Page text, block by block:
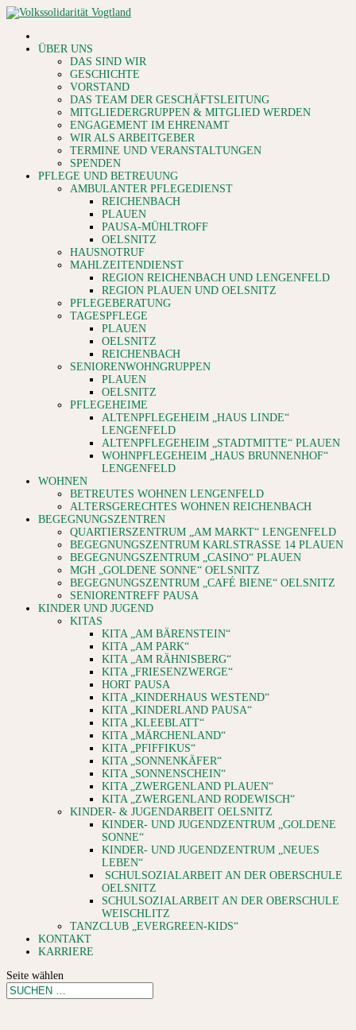
ÜBER UNS
DAS SIND WIR
GESCHICHTE
VORSTAND
DAS TEAM DER GESCHÄFTSLEITUNG
MITGLIEDERGRUPPEN & MITGLIED WERDEN
ENGAGEMENT IM EHRENAMT
WIR ALS ARBEITGEBER
TERMINE UND VERANSTALTUNGEN
SPENDEN
PFLEGE UND BETREUUNG
AMBULANTER PFLEGEDIENST
REICHENBACH
PLAUEN
PAUSA-MÜHLTROFF
OELSNITZ
HAUSNOTRUF
MAHLZEITENDIENST
REGION REICHENBACH UND LENGENFELD
REGION PLAUEN UND OELSNITZ
PFLEGEBERATUNG
TAGESPFLEGE
PLAUEN
OELSNITZ
REICHENBACH
SENIORENWOHNGRUPPEN
PLAUEN
OELSNITZ
PFLEGEHEIME
ALTENPFLEGEHEIM „HAUS LINDE“
LENGENFELD
ALTENPFLEGEHEIM „STADTMITTE“ PLAUEN
WOHNPFLEGEHEIM „HAUS BRUNNENHOF“
LENGENFELD
WOHNEN
BETREUTES WOHNEN LENGENFELD
ALTERSGERECHTES WOHNEN REICHENBACH
BEGEGNUNGSZENTREN
QUARTIERSZENTRUM „AM MARKT“ LENGENFELD
BEGEGNUNGSZENTRUM KARLSTRASSE 14 PLAUEN
BEGEGNUNGSZENTRUM „CASINO“ PLAUEN
MGH „GOLDENE SONNE“ OELSNITZ
BEGEGNUNGSZENTRUM „CAFÉ BIENE“ OELSNITZ
SENIORENTREFF PAUSA
KINDER UND JUGEND
KITAS
KITA „AM BÄRENSTEIN“
KITA „AM PARK“
KITA „AM RÄHNISBERG“
KITA „FRIESENZWERGE“
HORT PAUSA
KITA „KINDERHAUS WESTEND“
KITA „KINDERLAND PAUSA“
KITA „KLEEBLATT“
KITA „MÄRCHENLAND“
KITA „PFIFFIKUS“
KITA „SONNENKÄFER“
KITA „SONNENSCHEIN“
KITA „ZWERGENLAND PLAUEN“
KITA „ZWERGENLAND RODEWISCH“
KINDER- & JUGENDARBEIT OELSNITZ
KINDER- UND JUGENDZENTRUM „GOLDENE
SONNE“
KINDER- UND JUGENDZENTRUM „NEUES
LEBEN“
SCHULSOZIALARBEIT AN DER OBERSCHULE
OELSNITZ
SCHULSOZIALARBEIT AN DER OBERSCHULE
WEISCHLITZ
TANZCLUB „EVERGREEN-KIDS“
KONTAKT
KARRIERE
Seite wählen